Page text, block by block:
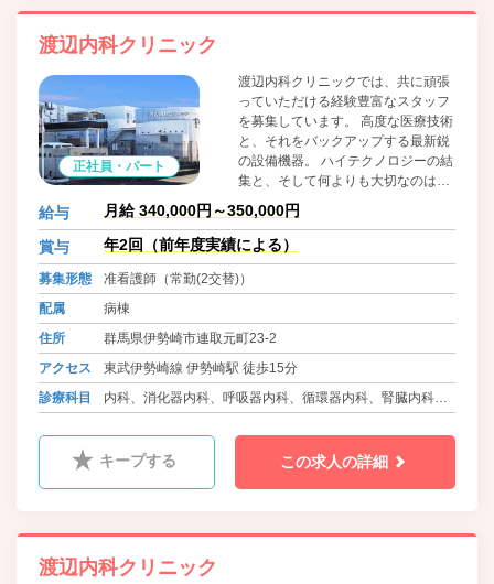
渡辺内科クリニック
正社員・パート
渡辺内科クリニックでは、共に頑張
っていただける経験豊富なスタッフ
を募集しています。 高度な医療技術
と、それをバックアップする最新鋭
の設備機器。 ハイテクノロジーの結
集と、そして何よりも大切なのは人
の温もりです。 人と医療を結ぶ。当
クリニックは一人ひとりの健康と幸
せを見守ります。 医療を通じて、地
員数80名のアットホームな雰囲気の
職場です。 しっかりフォローしてい
けます！ 19床2人夜勤ですので安心
です。 当院は日本透析医学会の教育
関連施設です。 透析未経験でも可。
1からお教えします。チャレンジし
てみませんか！
給与 月給 340,000円～350,000円
賞与 年2回（前年度実績による）
募集形態
准看護師（常勤(2交替)）
配属
病棟
住所
群馬県伊勢崎市連取元町23-2
アクセス
東武伊勢崎線 伊勢崎駅 徒歩15分
診療科目
内科、消化器内科、呼吸器内科、循環器内科、腎臓内科、
キープする この求人の詳細
渡辺内科クリニック